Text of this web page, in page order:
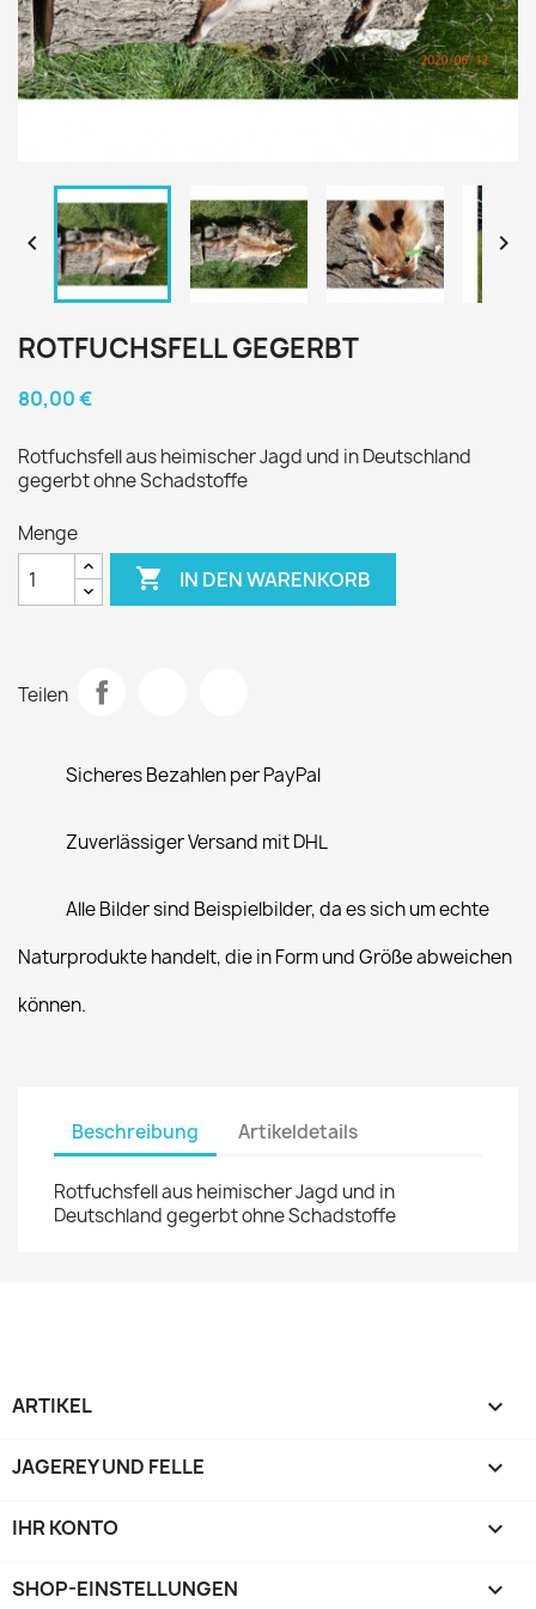
 
ROTFUCHSFELL GEGERBT
80,00 €
Rotfuchsfell aus heimischer Jagd und in Deutschland
gegerbt ohne Schadstoffe
Menge
 IN DEN WARENKORB
Teilen
Sicheres Bezahlen per PayPal
Zuverlässiger Versand mit DHL
Alle Bilder sind Beispielbilder, da es sich um echte
Naturprodukte handelt, die in Form und Größe abweichen
können.
Beschreibung Artikeldetails
Rotfuchsfell aus heimischer Jagd und in
Deutschland gegerbt ohne Schadstoffe
ARTIKEL 
JAGEREY UND FELLE 
IHR KONTO 
SHOP-EINSTELLUNGEN keyboard_arrow_down